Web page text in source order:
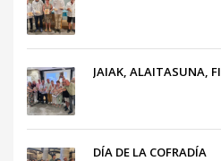
JAIAK, ALAITASUNA,
DÍA DE LA COFRADÍA